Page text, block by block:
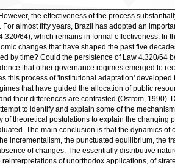
the effectiveness of the process
almost fifty years, Brazil has adopted an
64), which remains in formal effectiveness. In
changes that have shaped the past five
by time? Could the persistence of Law 4.320/64
that other governance regimes emerged to
this process of 'institutional adaptation'
that have guided the allocation of public
their differences are contrasted (Ostrom, 1990).
to identify and explain some of the
theoretical postulations to explain the changing
The main conclusion is that the dynamics
incrementalism, the punctuated equilibrium, the
of changes. The essentially distributive
of unorthodox applications, of